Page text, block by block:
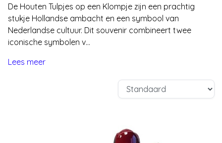
De Houten Tulpjes op een Klompje zijn een prachtig
stukje Hollandse ambacht en een symbool van
Nederlandse cultuur. Dit souvenir combineert twee
iconische symbolen v...
Lees meer